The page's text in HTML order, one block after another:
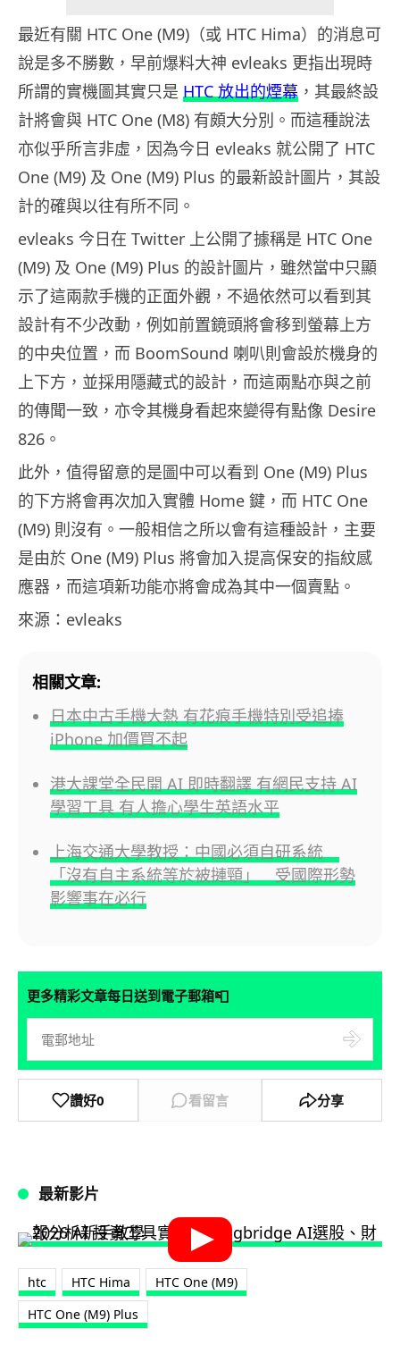
最近有關 HTC One (M9)（或 HTC Hima）的消息可
說是多不勝數，早前爆料大神 evleaks 更指出現時
所謂的實機圖其實只是 HTC 放出的煙幕 ，其最終設
計將會與 HTC One (M8) 有頗大分別。而這種說法
亦似乎所言非虛，因為今日 evleaks 就公開了 HTC
One (M9) 及 One (M9) Plus 的最新設計圖片，其設
計的確與以往有所不同。
evleaks 今日在 Twitter 上公開了據稱是 HTC One
(M9) 及 One (M9) Plus 的設計圖片，雖然當中只顯
示了這兩款手機的正面外觀，不過依然可以看到其
設計有不少改動，例如前置鏡頭將會移到螢幕上方
的中央位置，而 BoomSound 喇叭則會設於機身的
上下方，並採用隱藏式的設計，而這兩點亦與之前
的傳聞一致，亦令其機身看起來變得有點像 Desire
826。
此外，值得留意的是圖中可以看到 One (M9) Plus
的下方將會再次加入實體 Home 鍵，而 HTC One
(M9) 則沒有。一般相信之所以會有這種設計，主要
是由於 One (M9) Plus 將會加入提高保安的指紋感
應器，而這項新功能亦將會成為其中一個賣點。
來源：evleaks
相關文章:
日本中古手機大熱 有花痕手機特別受追捧
iPhone 加價買不起
港大課堂全民開 AI 即時翻譯 有網民支持 AI
學習工具 有人擔心學生英語水平
上海交通大學教授：中國必須自研系統
「沒有自主系統等於被摙頸」 受國際形勢
影響事在必行
更多精彩文章每日送到電子郵箱📮
讚好0 看留言 分享
最新影片
htc HTC Hima
HTC One (M9)
HTC One (M9) Plus